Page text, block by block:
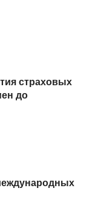
страховых
до